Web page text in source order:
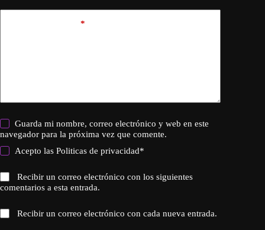
*
Guarda mi nombre, correo electrónico y web en este
navegador para la próxima vez que comente.
Acepto lasPoliticas de privacidad*
Recibir un correo electrónico con los siguientes
comentarios a esta entrada.
Recibir un correo electrónico con cada nueva entrada.